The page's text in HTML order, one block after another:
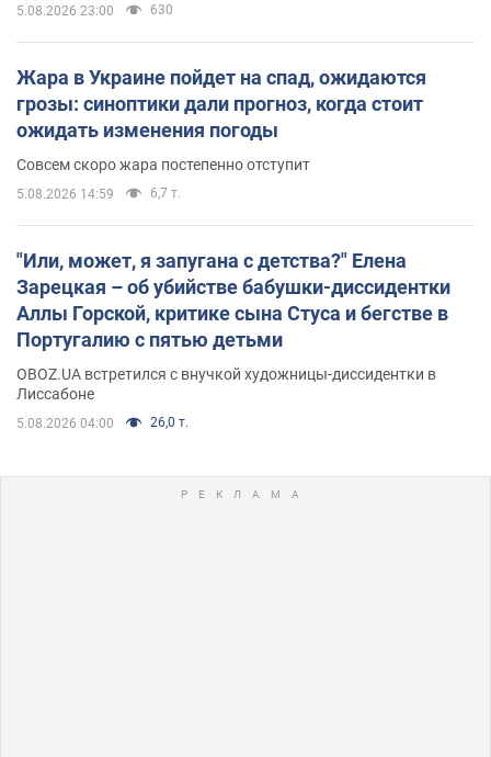
5.08.2026 23:00 630
Жара в Украине пойдет на спад, ожидаются
грозы: синоптики дали прогноз, когда стоит
ожидать изменения погоды
Совсем скоро жара постепенно отступит
5.08.2026 14:59 6,7 т.
"Или, может, я запугана с детства?" Елена
Зарецкая – об убийстве бабушки-диссидентки
Аллы Горской, критике сына Стуса и бегстве в
Португалию с пятью детьми
OBOZ.UA встретился с внучкой художницы-диссидентки в
Лиссабоне
5.08.2026 04:00 26,0 т.